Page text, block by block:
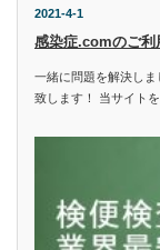
2021-4-1
感染症.comのご利
一緒に問題を解決し
致します！ 当サイト